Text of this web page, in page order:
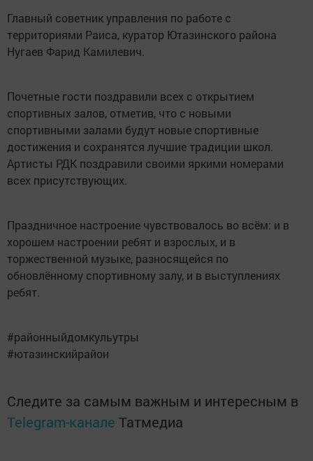
Главный советник управления по работе с
территориями Раиса, куратор Ютазинского района
Нугаев Фарид Камилевич.
Почетные гости поздравили всех с открытием
спортивных залов, отметив, что с новыми
спортивными залами будут новые спортивные
достижения и сохранятся лучшие традиции школ.
Артисты РДК поздравили своими яркими номерами
всех присутствующих.
Праздничное настроение чувствовалось во всём: и в
хорошем настроении ребят и взрослых, и в
торжественной музыке, разносящейся по
обновлённому спортивному залу, и в выступлениях
ребят.
#районныйдомкульутры
#ютазинскийрайон
Следите за самым важным и интересным в
Telegram-канале Татмедиа